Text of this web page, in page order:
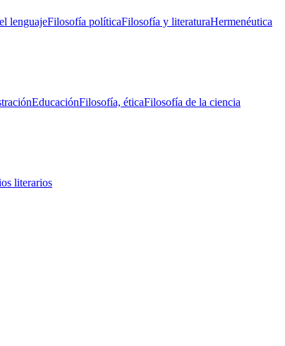
lenguajeFilosofía políticaFilosofía y literaturaHermenéutica
EducaciónFilosofía, éticaFilosofía de la ciencia
literarios